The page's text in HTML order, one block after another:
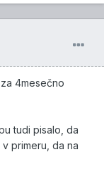
4mesečno
tudi pisalo, da
primeru, da na